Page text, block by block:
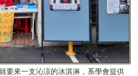
要來一支沁涼的冰淇淋，系學會提供